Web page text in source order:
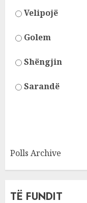
Velipojë
Golem
Shëngjin
Sarandë
Polls Archive
TË FUNDIT